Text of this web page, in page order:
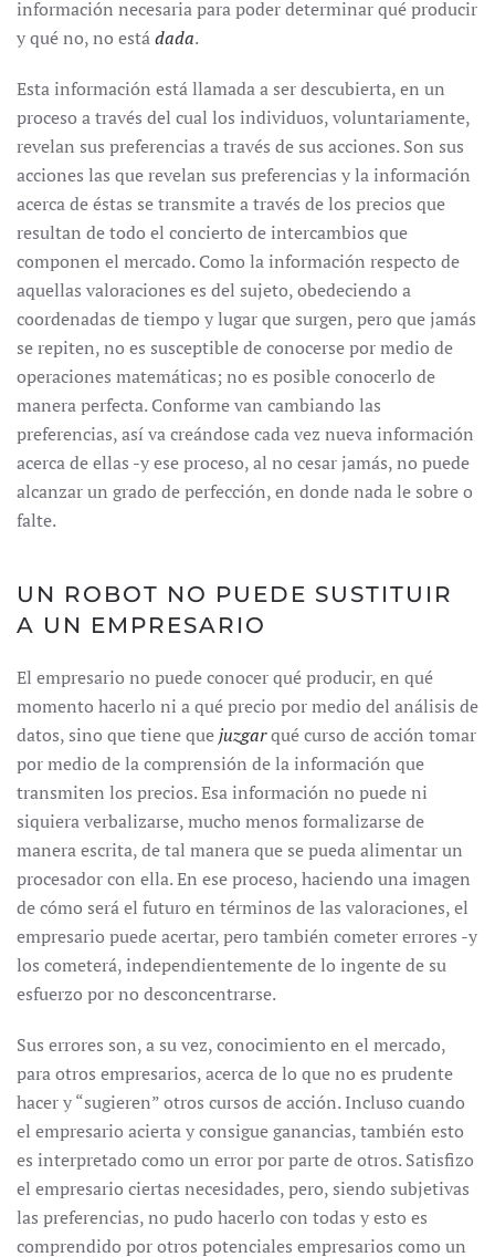
información necesaria para poder determinar qué producir
y qué no, no estádada.
Esta información está llamada a ser descubierta, en un
proceso a través del cual los individuos, voluntariamente,
revelan sus preferencias a través de sus acciones. Son sus
acciones las que revelan sus preferencias y la información
acerca de éstas se transmite a través de los precios que
resultan de todo el concierto de intercambios que
componen el mercado. Como la información respecto de
aquellas valoraciones es del sujeto, obedeciendo a
coordenadas de tiempo y lugar que surgen, pero que jamás
se repiten, no es susceptible de conocerse por medio de
operaciones matemáticas; no es posible conocerlo de
manera perfecta. Conforme van cambiando las
preferencias, así va creándose cada vez nueva información
acerca de ellas -y ese proceso, al no cesar jamás, no puede
alcanzar un grado de perfección, en donde nada le sobre o
falte.
UN ROBOT NO PUEDE SUSTITUIR
A UN EMPRESARIO
El empresario no puede conocer qué producir, en qué
momento hacerlo ni a qué precio por medio del análisis de
datos, sino que tiene quejuzgarqué curso de acción tomar
por medio de la comprensión de la información que
transmiten los precios. Esa información no puede ni
siquiera verbalizarse, mucho menos formalizarse de
manera escrita, de tal manera que se pueda alimentar un
procesador con ella. En ese proceso, haciendo una imagen
de cómo será el futuro en términos de las valoraciones, el
empresario puede acertar, pero también cometer errores -y
los cometerá, independientemente de lo ingente de su
esfuerzo por no desconcentrarse.
Sus errores son, a su vez, conocimiento en el mercado,
para otros empresarios, acerca de lo que no es prudente
hacer y “sugieren” otros cursos de acción. Incluso cuando
el empresario acierta y consigue ganancias, también esto
es interpretado como un error por parte de otros. Satisfizo
el empresario ciertas necesidades, pero, siendo subjetivas
las preferencias, no pudo hacerlo con todas y esto es
comprendido por otros potenciales empresarios como un